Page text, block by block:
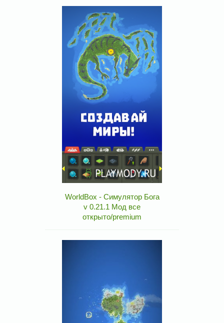
WorldBox - Симулятор Бога
v 0.21.1 Мод все
открыто/premium